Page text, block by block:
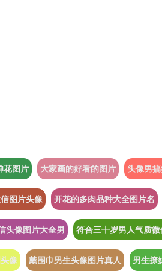
花图片 大家画的好看的图片 头像男
图片头像 开花的多肉品种大全图片名
头像图片大全男 符合三十岁男人气质
像 戴围巾男生头像图片真人 男生撩